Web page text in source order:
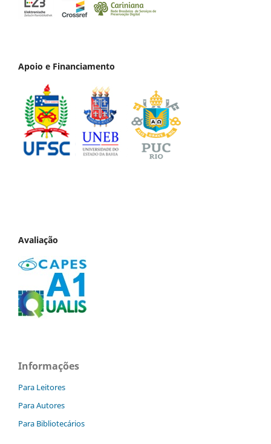
Apoio e Financiamento
Avaliação
Informações
Para Leitores
Para Autores
Para Bibliotecários